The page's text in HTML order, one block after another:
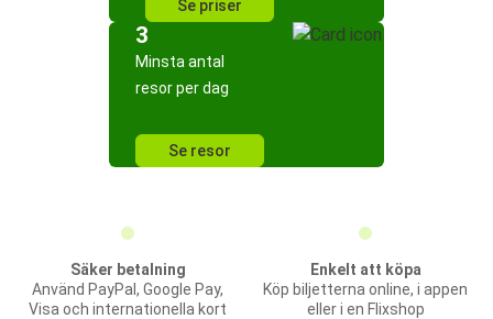
Se priser
3
Minsta antal
resor per dag
Se resor
Säker betalning
Använd PayPal, Google Pay,
Visa och internationella kort
Enkelt att köpa
Köp biljetterna online, i appen
eller i en Flixshop